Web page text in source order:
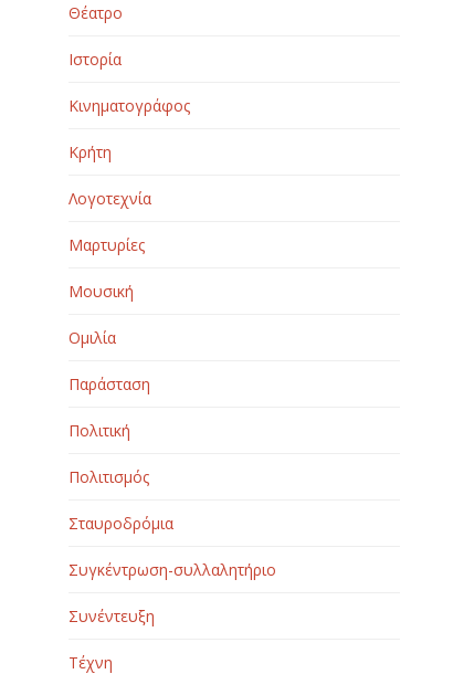
Θέατρο
Ιστορία
Κινηματογράφος
Κρήτη
Λογοτεχνία
Μαρτυρίες
Μουσική
Ομιλία
Παράσταση
Πολιτική
Πολιτισμός
Σταυροδρόμια
Συγκέντρωση-συλλαλητήριο
Συνέντευξη
Τέχνη